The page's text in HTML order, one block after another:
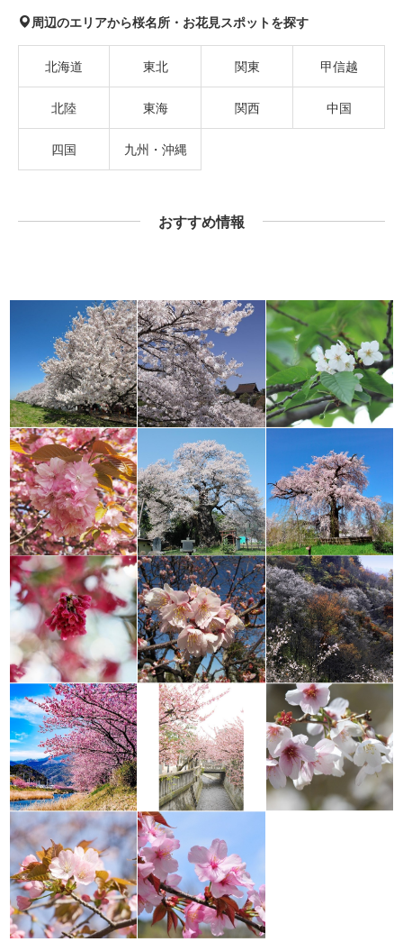
周辺のエリアから桜名所・お花見スポットを探す
北海道 東北 関東 甲信越
北陸 東海 関西 中国
四国 九州・沖縄
おすすめ情報